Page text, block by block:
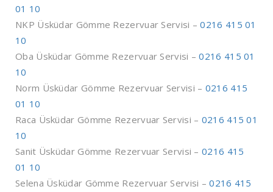
01 10
NKP Üsküdar Gömme Rezervuar Servisi –0216 415 01
10
Oba Üsküdar Gömme Rezervuar Servisi –0216 415 01
10
Norm Üsküdar Gömme Rezervuar Servisi – 0216 415
01 10
Raca Üsküdar Gömme Rezervuar Servisi – 0216 415 01
10
Sanit Üsküdar Gömme Rezervuar Servisi – 0216 415
01 10
Selena Üsküdar Gömme Rezervuar Servisi –0216 415